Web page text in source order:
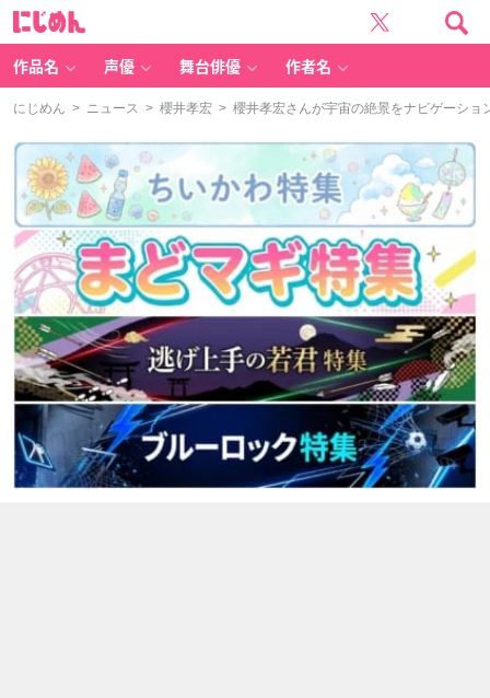
作品名 声優 舞台俳優 作者名
にじめん > ニュース > 櫻井孝宏 > 櫻井孝宏さんが宇宙の絶景をナビゲーショ